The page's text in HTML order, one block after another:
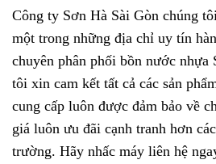
Công ty Sơn Hà Sài Gòn chúng
một trong những địa chỉ uy tín
chuyên phân phối bồn nước nhựa
tôi xin cam kết tất cả các sản
cung cấp luôn được đảm bảo về
giá luôn ưu đãi cạnh tranh hơn
trường. Hãy nhấc máy liên hệ